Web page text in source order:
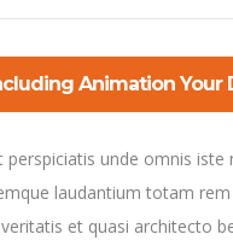
Animation Your
perspiciatis unde omnis
laudantium totam
et quasi architecto